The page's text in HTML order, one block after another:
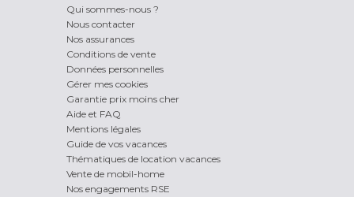
Qui sommes-nous ?
Nous contacter
Nos assurances
Conditions de vente
Données personnelles
Gérer mes cookies
Garantie prix moins cher
Aide et FAQ
Mentions légales
Guide de vos vacances
Thématiques de location vacances
Vente de mobil-home
Nos engagements RSE